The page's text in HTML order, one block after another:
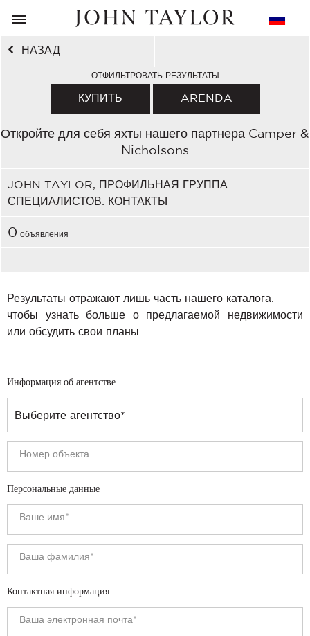
НАЗАД
JOHN TAYLOR, ПРОФИЛЬНАЯ ГРУППА
СПЕЦИАЛИСТОВ: КОНТАКТЫ
ОТФИЛЬТРОВАТЬ РЕЗУЛЬТАТЫ
КУПИТЬ ARENDA
Откройте для себя яхты нашего партнера Camper &
Nicholsons
0 объявления
Результаты отражают лишь часть нашего каталога.
чтобы узнать больше о предлагаемой недвижимости
или обсудить свои планы.
Информация об агентстве
Персональные данные
Контактная информация